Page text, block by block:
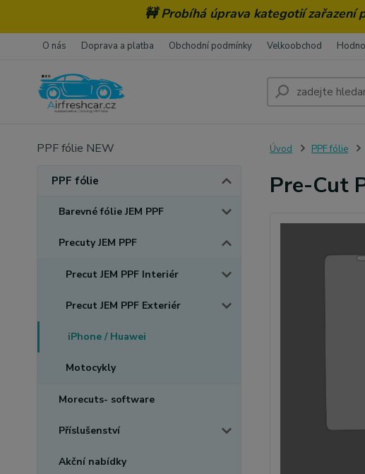
🚧 Probíhá úprava kategotií zařazení
O nás Doprava a platba Obchodní podmínky Velkoobchod
PPF fólie NEW
PPF fólie
Barevné fólie JEM PPF
Precuty JEM PPF
Precut JEM PPF Interiér
Precut JEM PPF Exteriér
iPhone / Huawei
Motocykly
Morecuts- software
Příslušenství
Akční nabídky
Úvod PPF fólie
Pre-Cut